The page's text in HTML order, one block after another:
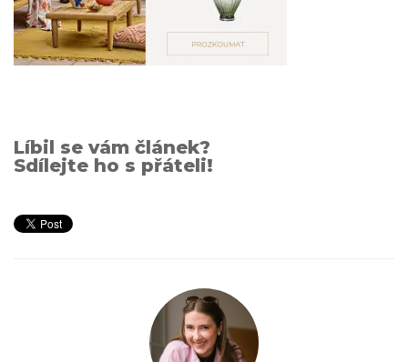
Líbil se vám článek?
Sdílejte ho s přáteli!